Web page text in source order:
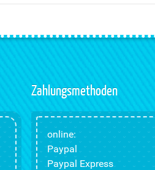
Zahlungsmethoden
online:
Paypal
Paypal Express